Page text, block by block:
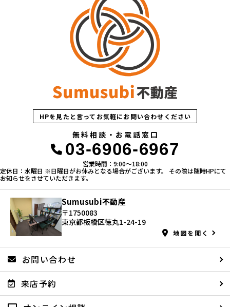
HPを見たと言ってお気軽にお問い合わせください
無料相談・お電話窓口
03-6906-6967
営業時間：9:00〜18:00
定休日：水曜日 ※日曜日がお休みとなる場合がございます。 その際は随時HPにて
お知らせをさせていただきます。
Sumusubi不動産
〒1750083
東京都板橋区徳丸1-24-19
地図を開く
お問い合わせ
来店予約